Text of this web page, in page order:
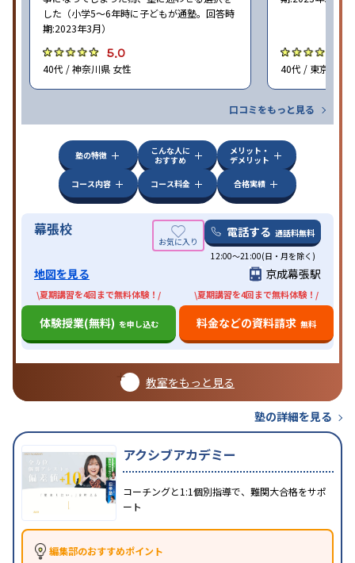
した（小学5〜6年時に子どもが通塾。回答時
期:2023年3月）
5.0
40代 / 神奈川県 女性 40代 / 東京都 女
口コミをもっと見る
塾の特徴
こんな人に
おすすめ
メリット・
デメリット
コース内容
コース料金 合格実績
幕張校 電話する 通話料無料
12:00～21:00(日・月を除く)
地図を見る 京成幕張駅
\夏期講習を4回まで無料体験！/
体験授業(無料) を申し込む
\夏期講習を4回まで無料体験！/
料金などの資料請求 無料
教室をもっと見る
塾の詳細を見る
アクシブアカデミー
コーチングと1:1個別指導で、難関大合格をサポ
ート
編集部のおすすめポイント